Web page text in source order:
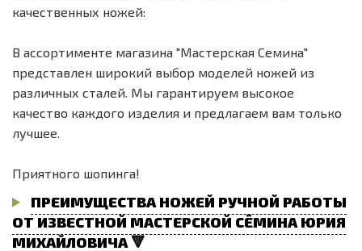
качественных ножей:
В ассортименте магазина "Мастерская Семина"
представлен широкий выбор моделей ножей из
различных сталей. Мы гарантируем высокое
качество каждого изделия и предлагаем вам только
лучшее.
Приятного шопинга!
ПРЕИМУЩЕСТВА НОЖЕЙ РУЧНОЙ РАБОТЫ
ОТ ИЗВЕСТНОЙ МАСТЕРСКОЙ СЁМИНА ЮРИЯ
МИХАЙЛОВИЧА 🔻